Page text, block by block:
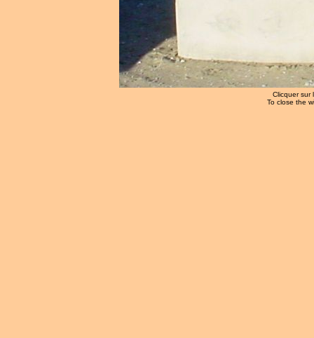
Clicquer sur
To close the